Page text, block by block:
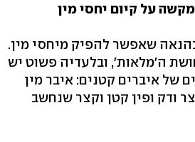
על קיום יחסי מין
שאפשר להפיק מיחסי מין.
ה'מלאות', ובלעדיה פשוט יש
של איברים קטנים: איבר מין
ודק ופין קטן וקצר שנחשב